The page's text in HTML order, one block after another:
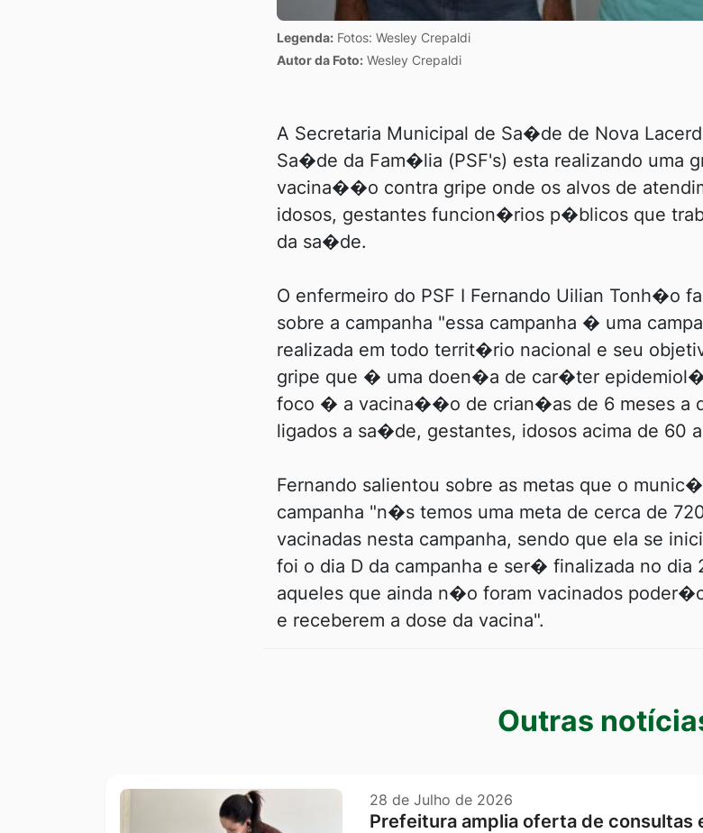
Legenda: Fotos: Wesley Crepaldi
Autor da Foto: Wesley Crepaldi
A Secretaria Municipal de Sa�de de Nova
Sa�de da Fam�lia (PSF's) esta realizando uma
vacina��o contra gripe onde os alvos de
idosos, gestantes funcion�rios p�blicos que
da sa�de.
O enfermeiro do PSF I Fernando Uilian Tonh�o
sobre a campanha "essa campanha � uma
realizada em todo territ�rio nacional e seu
gripe que � uma doen�a de car�ter
foco � a vacina��o de crian�as de 6 meses a
ligados a sa�de, gestantes, idosos acima de 60
Fernando salientou sobre as metas que o
campanha "n�s temos uma meta de cerca de
vacinadas nesta campanha, sendo que ela se
foi o dia D da campanha e ser� finalizada no
aqueles que ainda n�o foram vacinados
e receberem a dose da vacina".
Outras
28 de Julho de 2026
Prefeitura amplia oferta de consultas